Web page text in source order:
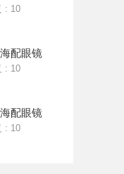
: 10
配眼镜
: 10
配眼镜
: 10